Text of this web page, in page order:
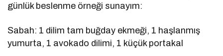
günlük beslenme örneği sunayım:
Sabah: 1 dilim tam buğday ekmeği, 1 haşlanmış
yumurta, 1 avokado dilimi, 1 küçük portakal